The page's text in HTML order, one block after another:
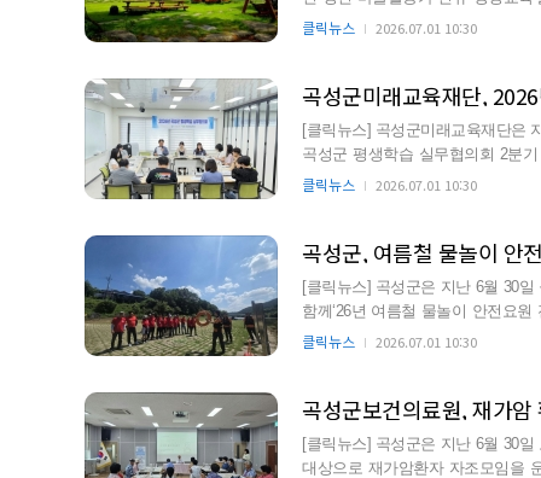
청년을 대상으로 …
클릭뉴스 2026.07.01 10:30
[클릭뉴스] 곡성군미래교육재단은
곡성군 평생학습 실무협의회 2분기 정기회의를
흩어진 평생학습 자원을 …
클릭뉴스 2026.07.01 10:30
곡성군, 여름철 물놀이 안
[클릭뉴스] 곡성군은 지난 6월 30
함께‘26년 여름철 물놀이 안전요원 전문교육’을
설과와 곡성소방서 …
클릭뉴스 2026.07.01 10:30
곡성군보건의료원, 재가
[클릭뉴스] 곡성군은 지난 6월 30
대상으로 재가암환자 자조모임을 운영했다고 밝혔다. 이번 자